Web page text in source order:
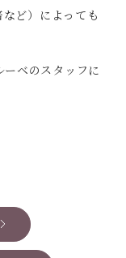
ど）によっても
ーベのスタッフに